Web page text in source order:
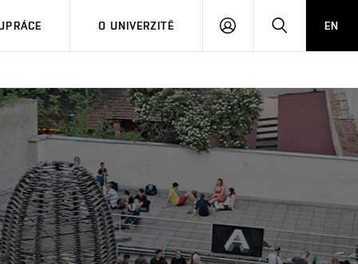
O UNIVERZITĚ
PŘIHLÁSIT HLEDATEN